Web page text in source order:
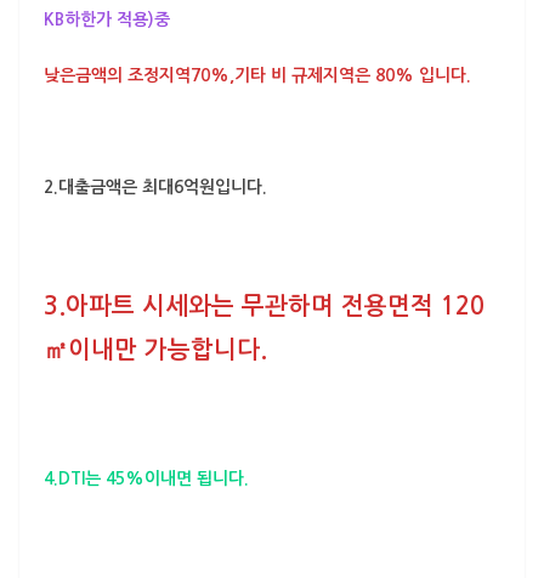
KB하한가 적용)중
낮은금액의 조정지역70%,기타 비 규제지역은 80% 입니다.
2.대출금액은 최대6억원입니다.
3.아파트 시세와는 무관하며 전용면적 120
㎡이내 만 가능합니다.
4.DTI는 45% 이내면 됩니다.